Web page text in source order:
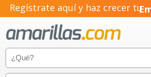
Regístrate aquí y haz crecer tu